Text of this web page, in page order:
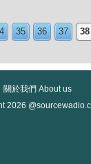
35 36 37 38
關於我們 About us
2026